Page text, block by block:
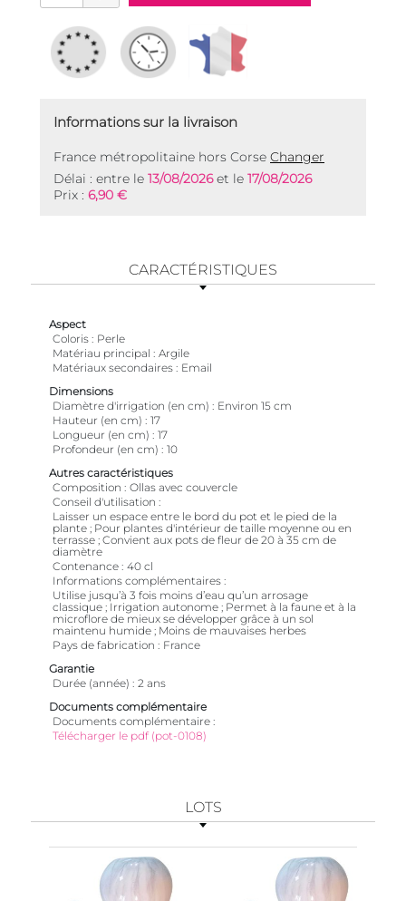
Informations sur la livraison
France métropolitaine hors Corse Changer
Délai : entre le 13/08/2026et le 17/08/2026
Prix : 6,90 €
CARACTÉRISTIQUES
Aspect
Coloris
Perle
Matériau principal
Argile
Matériaux secondaires
Email
Dimensions
Diamètre d'irrigation (en cm)
Environ 15 cm
Hauteur (en cm)
17
Longueur (en cm)
17
Profondeur (en cm)
10
Autres caractéristiques
Composition
Ollas avec couvercle
Conseil d'utilisation
Laisser un espace entre le bord du pot et le pied de la
plante ; Pour plantes d'intérieur de taille moyenne ou en
terrasse ; Convient aux pots de fleur de 20 à 35 cm de
diamètre
Contenance 40 cl
Informations complémentaires
Utilise jusqu’à 3 fois moins d’eau qu’un arrosage
classique ; Irrigation autonome ; Permet à la faune et à la
microflore de mieux se développer grâce à un sol
maintenu humide ; Moins de mauvaises herbes
Pays de fabrication
France
Garantie
Durée (année)
2 ans
Documents complémentaire
Documents complémentaire
Télécharger le pdf (pot-0108)
LOTS